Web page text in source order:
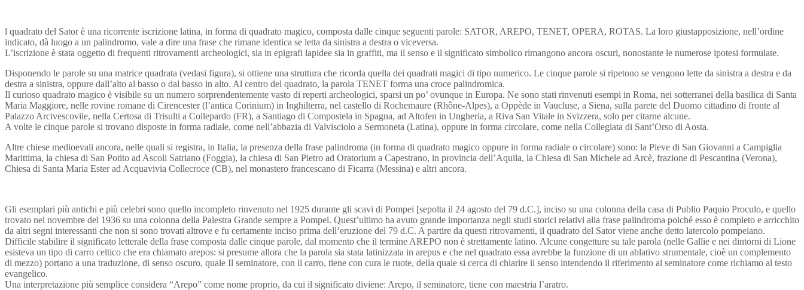
l quadrato del Sator è una ricorrente iscrizione latina, in forma di quadrato magico, composta dalle cinque seguenti parole: SATOR, AREPO, TENET, OPERA, ROTAS. La loro giustapposizione, nell’ordine
indicato, dà luogo a un palindromo, vale a dire una frase che rimane identica se letta da sinistra a destra o viceversa.
L’iscrizione è stata oggetto di frequenti ritrovamenti archeologici, sia in epigrafi lapidee sia in graffiti, ma il senso e il significato simbolico rimangono ancora oscuri, nonostante le numerose ipotesi formulate.
Disponendo le parole su una matrice quadrata (vedasi figura), si ottiene una struttura che ricorda quella dei quadrati magici di tipo numerico. Le cinque parole si ripetono se vengono lette da sinistra a destra e da
destra a sinistra, oppure dall’alto al basso o dal basso in alto. Al centro del quadrato, la parola TENET forma una croce palindromica.
Il curioso quadrato magico è visibile su un numero sorprendentemente vasto di reperti archeologici, sparsi un po’ ovunque in Europa. Ne sono stati rinvenuti esempi in Roma, nei sotterranei della basilica di Santa
Maria Maggiore, nelle rovine romane di Cirencester (l’antica Corinium) in Inghilterra, nel castello di Rochemaure (Rhône-Alpes), a Oppède in Vaucluse, a Siena, sulla parete del Duomo cittadino di fronte al
Palazzo Arcivescovile, nella Certosa di Trisulti a Collepardo (FR), a Santiago di Compostela in Spagna, ad Altofen in Ungheria, a Riva San Vitale in Svizzera, solo per citarne alcune.
A volte le cinque parole si trovano disposte in forma radiale, come nell’abbazia di Valvisciolo a Sermoneta (Latina), oppure in forma circolare, come nella Collegiata di Sant’Orso di Aosta.
Altre chiese medioevali ancora, nelle quali si registra, in Italia, la presenza della frase palindroma (in forma di quadrato magico oppure in forma radiale o circolare) sono: la Pieve di San Giovanni a Campiglia
Marittima, la chiesa di San Potito ad Ascoli Satriano (Foggia), la chiesa di San Pietro ad Oratorium a Capestrano, in provincia dell’Aquila, la Chiesa di San Michele ad Arcè, frazione di Pescantina (Verona),
Chiesa di Santa Maria Ester ad Acquavivia Collecroce (CB), nel monastero francescano di Ficarra (Messina) e altri ancora.
Gli esemplari più antichi e più celebri sono quello incompleto rinvenuto nel 1925 durante gli scavi di Pompei [sepolta il 24 agosto del 79 d.C.], inciso su una colonna della casa di Publio Paquio Proculo, e quello
trovato nel novembre del 1936 su una colonna della Palestra Grande sempre a Pompei. Quest’ultimo ha avuto grande importanza negli studi storici relativi alla frase palindroma poiché esso è completo e arricchito
da altri segni interessanti che non si sono trovati altrove e fu certamente inciso prima dell’eruzione del 79 d.C. A partire da questi ritrovamenti, il quadrato del Sator viene anche detto latercolo pompeiano.
Difficile stabilire il significato letterale della frase composta dalle cinque parole, dal momento che il termine AREPO non è strettamente latino. Alcune congetture su tale parola (nelle Gallie e nei dintorni di Lione
esisteva un tipo di carro celtico che era chiamato arepos: si presume allora che la parola sia stata latinizzata in arepus e che nel quadrato essa avrebbe la funzione di un ablativo strumentale, cioè un complemento
di mezzo) portano a una traduzione, di senso oscuro, quale Il seminatore, con il carro, tiene con cura le ruote, della quale si cerca di chiarire il senso intendendo il riferimento al seminatore come richiamo al testo
evangelico.
Una interpretazione più semplice considera “Arepo” come nome proprio, da cui il significato diviene: Arepo, il seminatore, tiene con maestria l’aratro.